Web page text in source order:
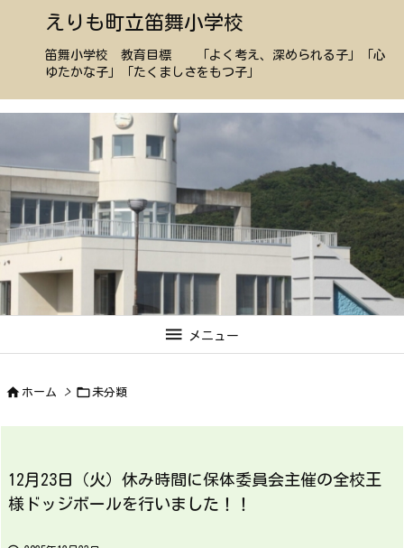
えりも町立笛舞小学校
笛舞小学校 教育目標 「よく考え、深められる子」「心
ゆたかな子」「たくましさをもつ子」
メニュー
 ホーム >  未分類
12月23日（火）休み時間に保体委員会主催の全校王
様ドッジボールを行いました！！